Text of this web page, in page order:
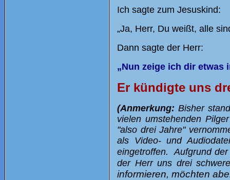
Ich sagte zum Jesuskind:
„Ja, Herr, Du weißt, alle
Dann sagte der Herr:
„Nun zeige ich dir etwas
Er kündigte uns
(Anmerkung: Bisher
vielen umstehenden
"also drei Jahre"
als Video- und
eingetroffen.
Aufgrund
der Herr uns drei
informieren, möchten